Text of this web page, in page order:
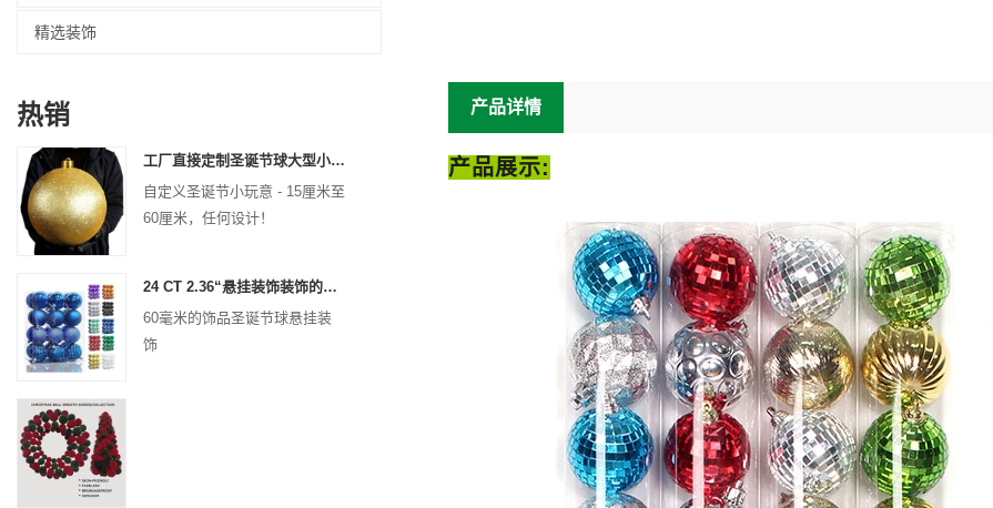
精选装饰
热销
工厂直接定制圣诞节球大型小玩意15厘米-60厘米的XMAS徽标球
自定义圣诞节小玩意 - 15厘米至
60厘米，任何设计！
24 CT 2.36“悬挂装饰装饰的圣诞节塑料球圣诞节防碎球节日聚会装饰
60毫米的饰品圣诞节球悬挂装
饰
产品详情
产品展示: